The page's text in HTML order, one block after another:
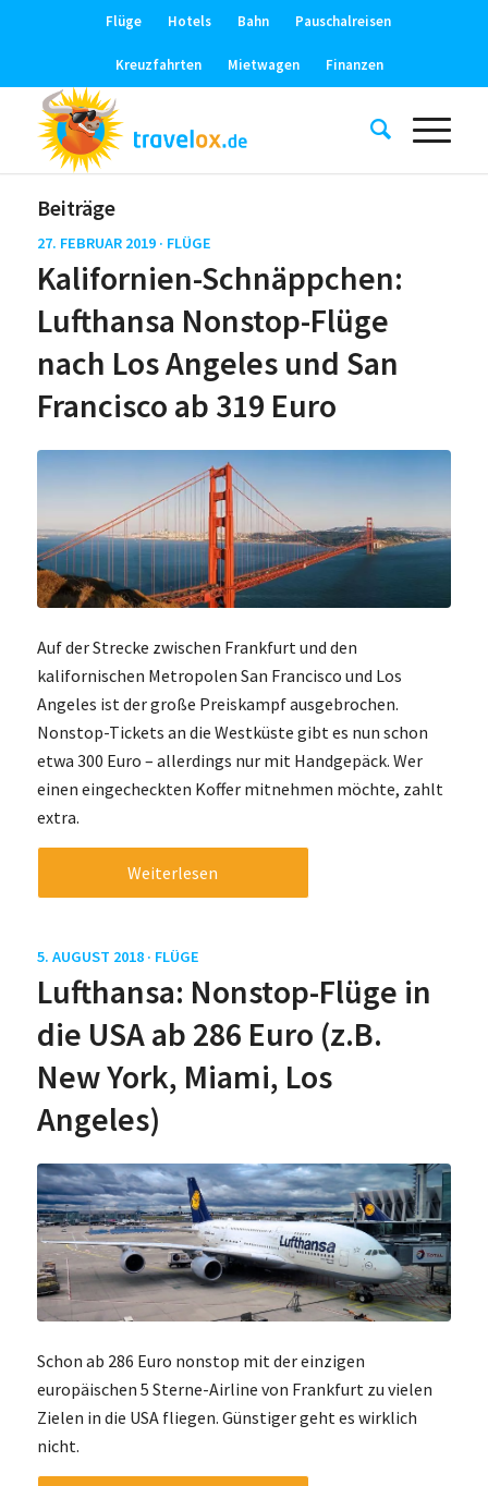
Flüge Hotels Bahn Pauschalreisen
Kreuzfahrten Mietwagen Finanzen
Beiträge
27. FEBRUAR 2019 · FLÜGE
Kalifornien-Schnäppchen:
Lufthansa Nonstop-Flüge
nach Los Angeles und San
Francisco ab 319 Euro
Auf der Strecke zwischen Frankfurt und den
kalifornischen Metropolen San Francisco und Los
Angeles ist der große Preiskampf ausgebrochen.
Nonstop-Tickets an die Westküste gibt es nun schon
etwa 300 Euro – allerdings nur mit Handgepäck. Wer
einen eingecheckten Koffer mitnehmen möchte, zahlt
extra.
Weiterlesen
5. AUGUST 2018 · FLÜGE
Lufthansa: Nonstop-Flüge in
die USA ab 286 Euro (z.B.
New York, Miami, Los
Angeles)
Schon ab 286 Euro nonstop mit der einzigen
europäischen 5 Sterne-Airline von Frankfurt zu vielen
Zielen in die USA fliegen. Günstiger geht es wirklich
nicht.